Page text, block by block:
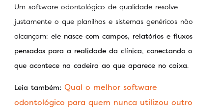
Um software odontológico de qualidade resolve
justamente o que planilhas e sistemas genéricos não
alcançam: ele nasce com campos, relatórios e fluxos
pensados para a realidade da clínica, conectando o
que acontece na cadeira ao que aparece no caixa.
Leia também: Qual o melhor software
odontológico para quem nunca utilizou outro